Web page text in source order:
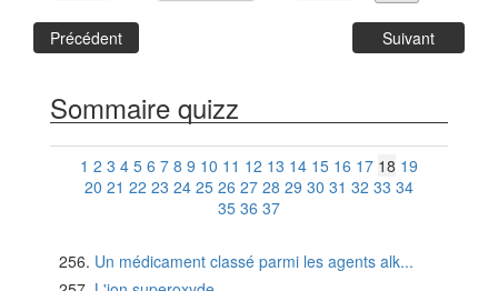
Précédent Suivant
Sommaire quizz
1 2 3 4 5 6 7 8 9 10 11 12 13 14 15 16 17 18 19
20 21 22 23 24 25 26 27 28 29 30 31 32 33 34
35 36 37
Un médicament classé parmi les agents alk...